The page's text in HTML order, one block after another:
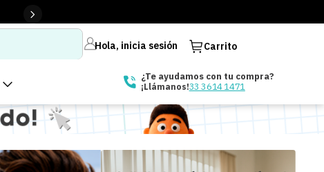
Hola, inicia sesión Carrito
¿Te ayudamos con tu compra?
¡Llámanos!33 3614 1471